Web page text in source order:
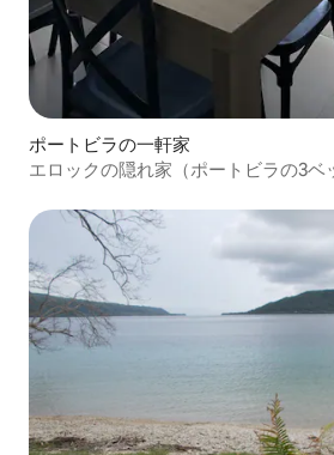
ポートビラの一軒家
エロックの隠れ家（ポートビラの3ベ